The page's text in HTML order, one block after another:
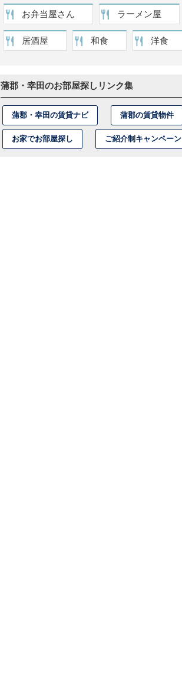
お弁当屋さん ラーメン屋
居酒屋 和食 洋食
蒲郡・幸田のお部屋探しリンク集
蒲郡・幸田の賃貸ナビ 蒲郡の賃貸物件
お家でお部屋探し ご紹介制キャンペーン